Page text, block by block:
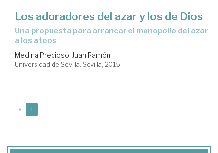
Los adoradores del azar y los de Dios
una propuesta para arrancar el monopolio del azar
a los ateos
Medina Precioso, Juan Ramón
Universidad de Sevilla. Sevilla, 2015
« 1